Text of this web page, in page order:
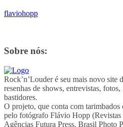
flaviohopp
Sobre nós:
Rock’n’Louder é seu mais novo site
resenhas de shows, entrevistas,
bastidores.
O projeto, que conta com tarimbados
pelo fotógrafo Flávio Hopp
Agências Futura Press, Brasil Photo